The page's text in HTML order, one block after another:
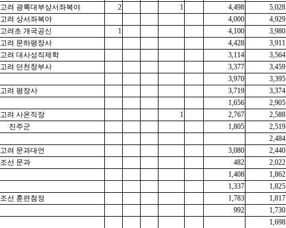
고려 광록대부상서좌복야 2 1 4,498
5,028
고려 상서좌복야 4,000
4,929
고려초 개국공신 1 4,100
3,980
고려 문하평장사 4,428
3,911
고려 대사성직제학 3,114
3,564
고려 던천창부사 3,377
3,459
3,970
3,395
고려 평장사 3,719
3,374
1,656
2,905
고려 사온직장 1 2,767
2,588
진주군 1,805
2,519
2,484
고려 문과대언 3,080
2,440
조선 문과 482
2,022
1,408
1,862
1,337
1,825
조선 훈련첨정 1,783
1,817
992
1,730
1,698